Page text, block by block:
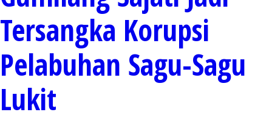
Tersangka Korupsi
Pelabuhan Sagu-Sagu
Lukit